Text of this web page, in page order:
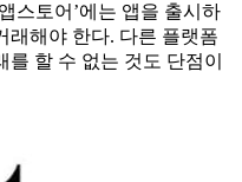
스토어’에는 앱을 출시하
래해야 한다. 다른 플랫폼
할 수 없는 것도 단점이